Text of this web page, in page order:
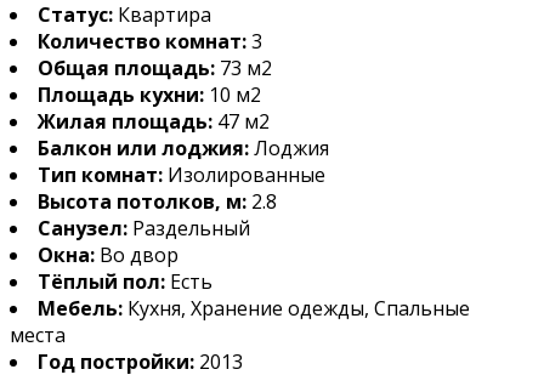
Статус: Квартира
Количество комнат:3
Общая площадь: 73 м2
Площадь кухни: 10 м2
Жилая площадь: 47 м2
Балкон или лоджия:Лоджия
Тип комнат: Изолированные
Высота потолков, м: 2.8
Санузел: Раздельный
Окна: Во двор
Тёплый пол: Есть
Мебель: Кухня, Хранение одежды, Спальные
места
Год постройки: 2013